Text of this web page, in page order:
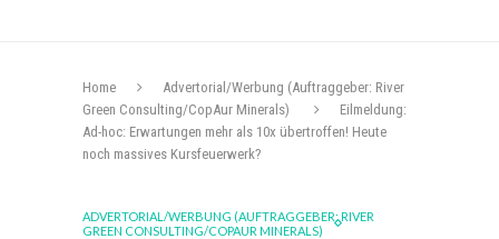
Home
Advertorial/Werbung (Auftraggeber: River
Green Consulting/CopAur Minerals)
Eilmeldung:
Ad-hoc: Erwartungen mehr als 10x übertroffen! Heute
noch massives Kursfeuerwerk?
ADVERTORIAL/WERBUNG (AUFTRAGGEBER: RIVER
GREEN CONSULTING/COPAUR MINERALS)